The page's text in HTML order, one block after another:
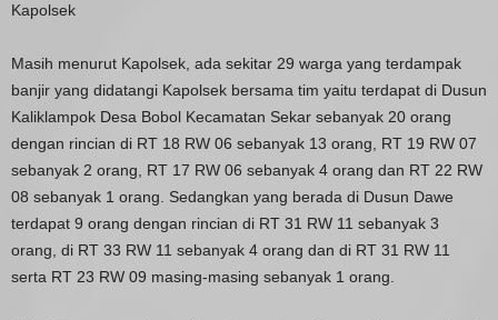
Kapolsek
Masih menurut Kapolsek, ada sekitar 29 warga yang terdampak
banjir yang didatangi Kapolsek bersama tim yaitu terdapat di Dusun
Kaliklampok Desa Bobol Kecamatan Sekar sebanyak 20 orang
dengan rincian di RT 18 RW 06 sebanyak 13 orang, RT 19 RW 07
sebanyak 2 orang, RT 17 RW 06 sebanyak 4 orang dan RT 22 RW
08 sebanyak 1 orang. Sedangkan yang berada di Dusun Dawe
terdapat 9 orang dengan rincian di RT 31 RW 11 sebanyak 3
orang, di RT 33 RW 11 sebanyak 4 orang dan di RT 31 RW 11
serta RT 23 RW 09 masing-masing sebanyak 1 orang.